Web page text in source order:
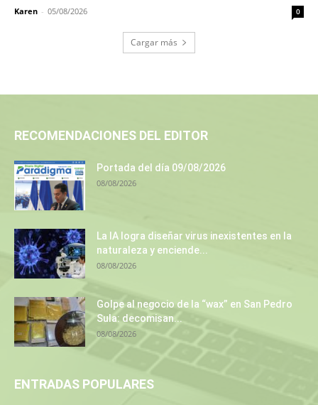
Karen - 05/08/2026 0
Cargar más
RECOMENDACIONES DEL EDITOR
Portada del día 09/08/2026
08/08/2026
La IA logra diseñar virus inexistentes en la
naturaleza y enciende...
08/08/2026
Golpe al negocio de la “wax” en San Pedro
Sula: decomisan...
08/08/2026
ENTRADAS POPULARES